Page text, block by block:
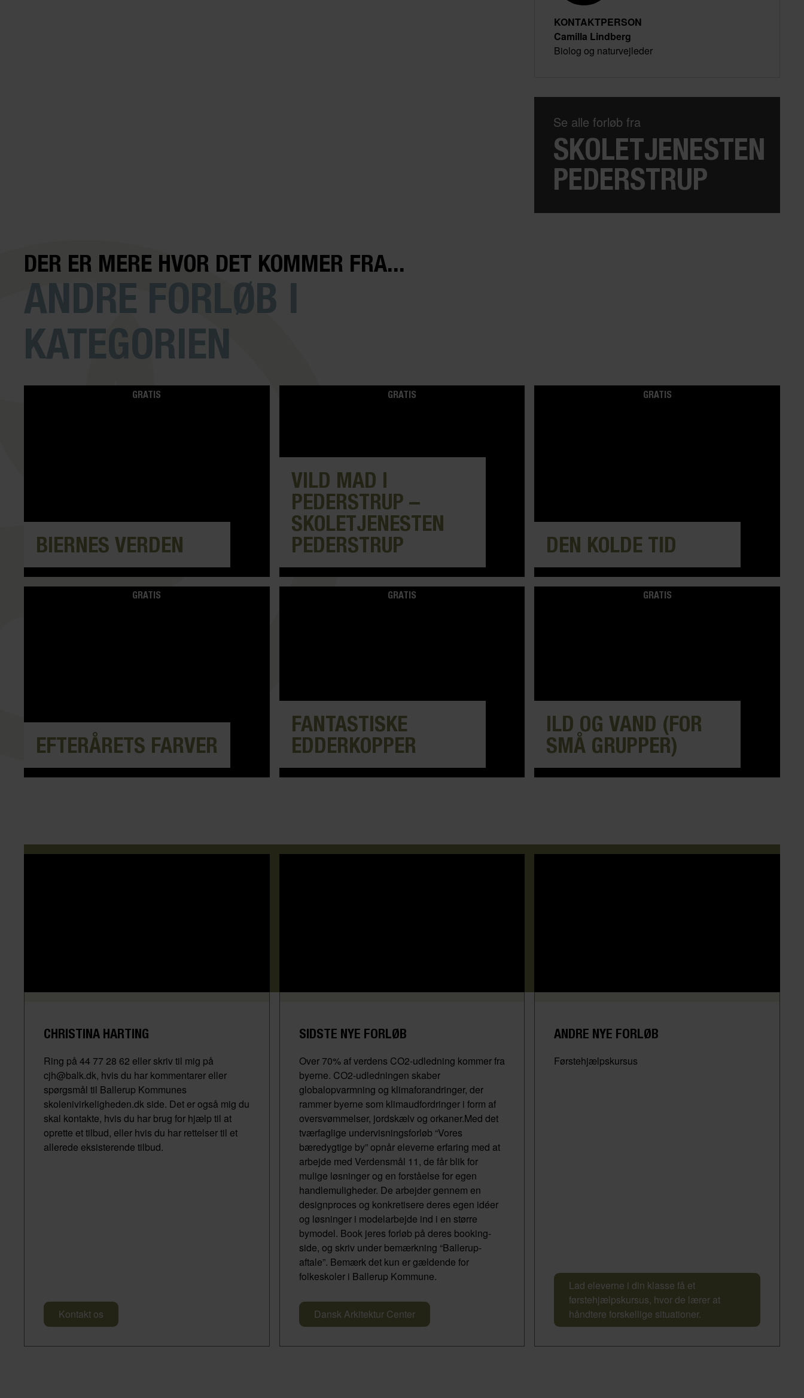
KONTAKTPERSON
Camilla Lindberg
Biolog og naturvejleder
Se alle forløb fra
SKOLETJENESTEN
PEDERSTRUP
DER ER MERE HVOR DET KOMMER FRA...
ANDRE FORLØB I
KATEGORIEN
GRATIS
BIERNES VERDEN
GRATIS
VILD MAD I
PEDERSTRUP –
SKOLETJENESTEN
PEDERSTRUP
GRATIS
DEN KOLDE TID
GRATIS
EFTERÅRETS FARVER
GRATIS
FANTASTISKE
EDDERKOPPER
GRATIS
ILD OG VAND (FOR
SMÅ GRUPPER)
CHRISTINA HARTING
Ring på 44 77 28 62 eller skriv til mig på
cjh@balk.dk, hvis du har kommentarer eller
spørgsmål til Ballerup Kommunes
skolenivirkeligheden.dk side. Det er også mig du
skal kontakte, hvis du har brug for hjælp til at
oprette et tilbud, eller hvis du har rettelser til et
allerede eksisterende tilbud.
Kontakt os
SIDSTE NYE FORLØB
Over 70% af verdens CO2-udledning kommer fra
byerne. CO2-udledningen skaber
globalopvarmning og klimaforandringer, der
rammer byerne som klimaudfordringer i form af
oversvømmelser, jordskælv og orkaner.Med det
tværfaglige undervisningsforløb “Vores
bæredygtige by” opnår eleverne erfaring med at
arbejde med Verdensmål 11, de får blik for
mulige løsninger og en forståelse for egen
handlemuligheder. De arbejder gennem en
designproces og konkretisere deres egen idéer
og løsninger i modelarbejde ind i en større
bymodel. Book jeres forløb på deres booking-
side, og skriv under bemærkning “Ballerup-
aftale”. Bemærk det kun er gældende for
folkeskoler i Ballerup Kommune.
Dansk Arkitektur Center
ANDRE NYE FORLØB
Førstehjælpskursus
Lad eleverne i din klasse få et
førstehjælpskursus, hvor de lærer at
håndtere forskellige situationer.